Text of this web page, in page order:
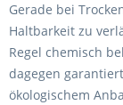
Gerade bei
Haltbarkeit zu
Regel chemisch
dagegen
ökologischem